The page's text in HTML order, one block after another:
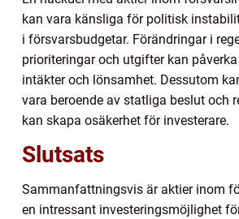
kan vara känsliga för politisk
i försvarsbudgetar. Förändringar i
prioriteringar och utgifter kan
intäkter och lönsamhet. Dessutom
vara beroende av statliga beslut och
kan skapa osäkerhet för investerare.
Slutsats
Sammanfattningsvis är aktier inom
en intressant investeringsmöjlighet